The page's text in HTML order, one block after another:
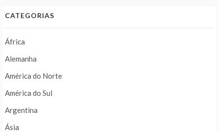
CATEGORIAS
África
Alemanha
América do Norte
América do Sul
Argentina
Ásia